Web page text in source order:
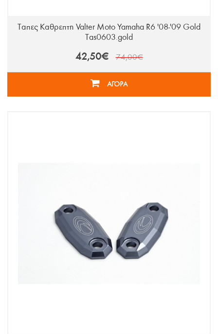
Ταπες Καθρεπτη Valter Moto Yamaha R6 '08-'09 Gold
Tas0603.gold
42,50€ 74,00€
ΑΓΟΡΑ